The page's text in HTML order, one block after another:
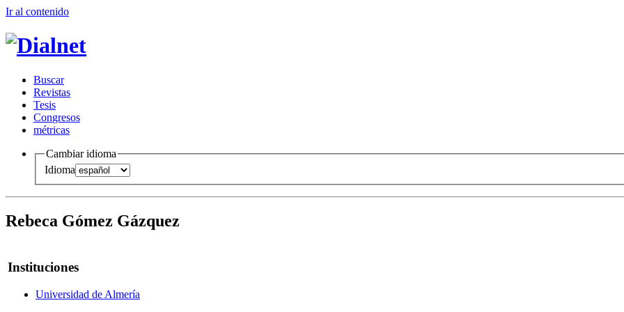
Ir al contenido
Buscar
Revistas
Tesis
Congresos
métricas
Cambiar idioma
Idioma
Rebeca Gómez Gázquez
Instituciones
Universidad de Almería